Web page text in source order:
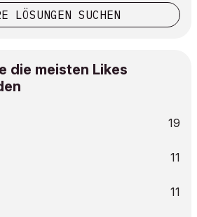
LÖSUNGEN SUCHEN
die meisten Likes
19
11
11